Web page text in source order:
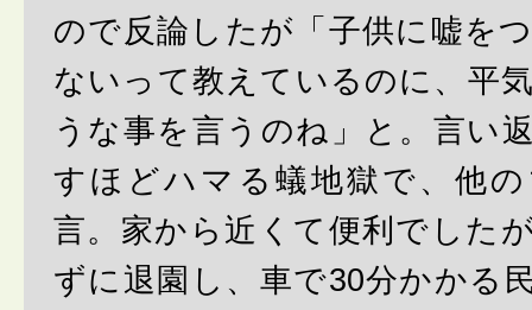
ので反論したが「子供に嘘を
ないって教えているのに、平
うな事を言うのね」と。言い
すほどハマる蟻地獄で、他
言。家から近くて便利でした
ずに退園し、車で30分かかる